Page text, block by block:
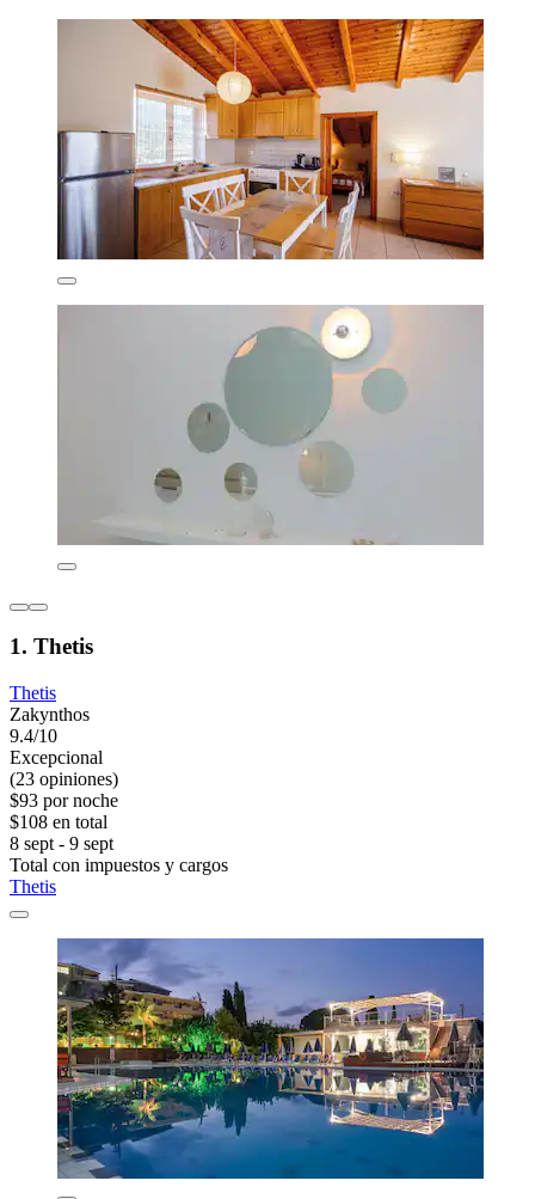
1. Thetis
Thetis
Zakynthos
9.4/10
Excepcional
(23 opiniones)
$93 por noche
$108 en total
8 sept - 9 sept
Total con impuestos y cargos
Thetis